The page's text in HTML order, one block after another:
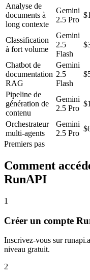
Analyse de
documents à
long contexte
Gemini
2.5 Pro
Classification
à fort volume
Gemini
2.5
Flash
Chatbot de
documentation
RAG
Gemini
2.5
Flash
Pipeline de
génération de
contenu
Gemini
2.5 Pro
Orchestrateur
multi-agents
Gemini
2.5 Pro
Premiers pas
Comment
RunAPI
1
Créer un compte
Inscrivez-vous sur
niveau gratuit.
2